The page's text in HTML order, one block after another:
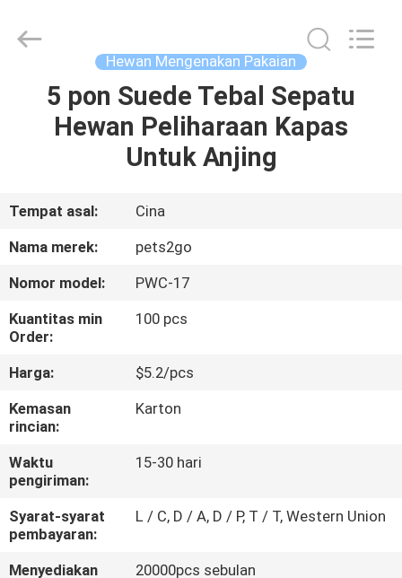
RUMAH
TENTANG
KAMI
TUR
PABRIK
HUBUNGI
KAMI
PERMINTAAN
PENAWARAN
BLOG/NEWS
Pets2Go
Trading
Hewan Mengenakan Pakaian
5 pon Suede Tebal Sepatu
Hewan Peliharaan Kapas
Untuk Anjing
Tempat asal:
Cina
Nama merek:
pets2go
Nomor model:
PWC-17
Kuantitas min
Order:
100 pcs
Harga:
$5.2/pcs
Kemasan
rincian:
Karton
Waktu
pengiriman:
15-30 hari
Syarat-syarat
pembayaran:
L / C, D / A, D / P, T / T, Western Union
Menyediakan
20000pcs sebulan